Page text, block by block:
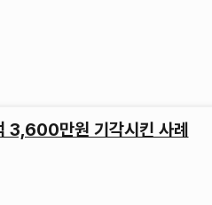
3,600만원 기각시킨 사례